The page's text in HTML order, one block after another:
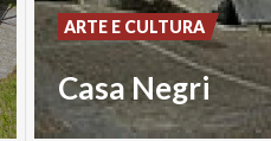
Casa Negri
ARTE E CULTURA